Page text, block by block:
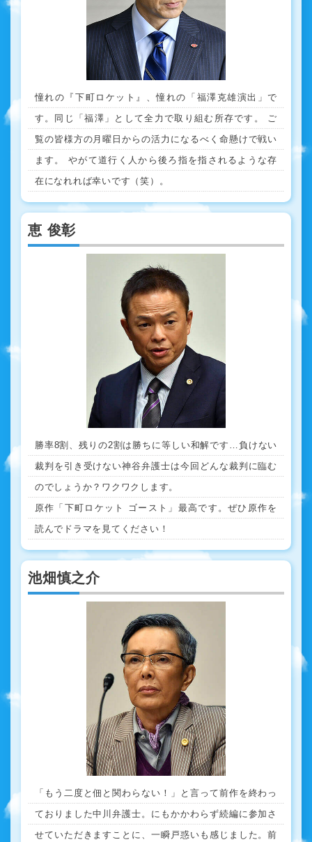
憧れの『下町ロケット』、憧れの「福澤克雄演出」で
す。同じ「福澤」として全力で取り組む所存です。 ご
覧の皆様方の月曜日からの活力になるべく命懸けで戦い
ます。 やがて道行く人から後ろ指を指されるような存
在になれれば幸いです（笑）。
恵 俊彰
勝率8割、残りの2割は勝ちに等しい和解です…負けない
裁判を引き受けない神谷弁護士は今回どんな裁判に臨む
のでしょうか？ワクワクします。
原作「下町ロケット ゴースト」最高です。ぜひ原作を
読んでドラマを見てください！
池畑慎之介
「もう二度と佃と関わらない！」と言って前作を終わっ
ておりました中川弁護士。にもかかわらず続編に参加さ
せていただきますことに、一瞬戸惑いも感じました。前